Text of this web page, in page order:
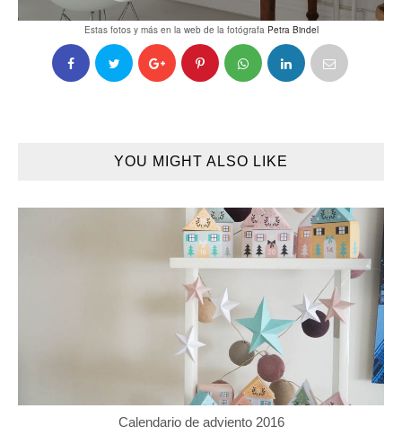
Estas fotos y más en la web de la fotógrafa Petra Bindel
YOU MIGHT ALSO LIKE
Calendario de adviento 2016